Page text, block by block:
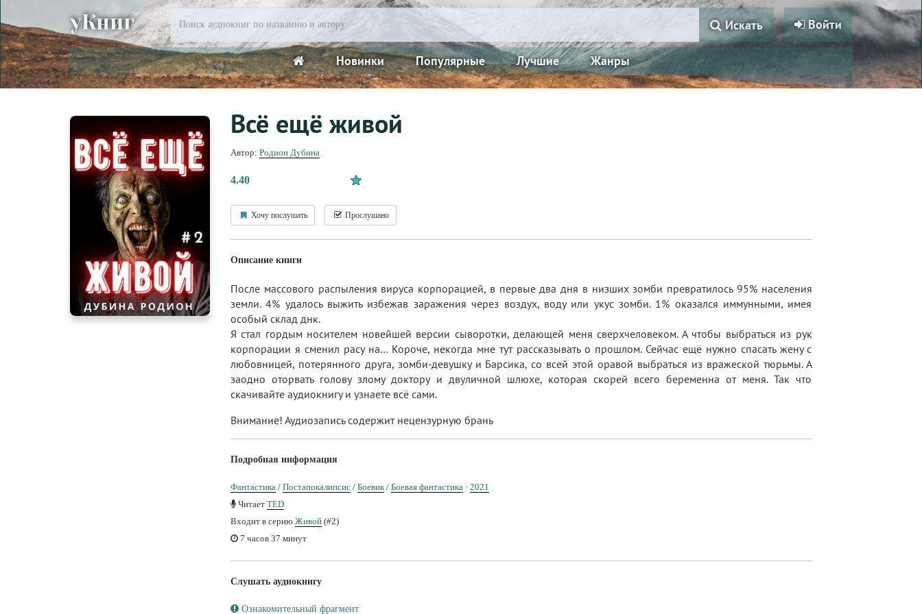
уКниг Войти
Искать
Новинки Популярные Лучшие Жанры
Всё ещё живой
Автор: Родион Дубина
4.40
Хочу послушать Прослушано
Описание книги
После массового распыления вируса корпорацией, в первые два дня в низших зомби превратилось 95% населения
земли. 4% удалось выжить избежав заражения через воздух, воду или укус зомби. 1% оказался иммунными, имея
особый склад днк.
Я стал гордым носителем новейшей версии сыворотки, делающей меня сверхчеловеком. А чтобы выбраться из рук
корпорации я сменил расу на… Короче, некогда мне тут рассказывать о прошлом. Сейчас ещё нужно спасать жену с
любовницей, потерянного друга, зомби-девушку и Барсика, со всей этой оравой выбраться из вражеской тюрьмы. А
заодно оторвать голову злому доктору и двуличной шлюхе, которая скорей всего беременна от меня. Так что
скачивайте аудиокнигу и узнаете всё сами.
Внимание! Аудиозапись содержит нецензурную брань
Подробная информация
Фантастика / Постапокалипсис / Боевик/ Боевая фантастика · 2021
Читает TED
Входит в серию Живой (#2)
7 часов 37 минут
Слушать аудиокнигу
Ознакомительный фрагмент